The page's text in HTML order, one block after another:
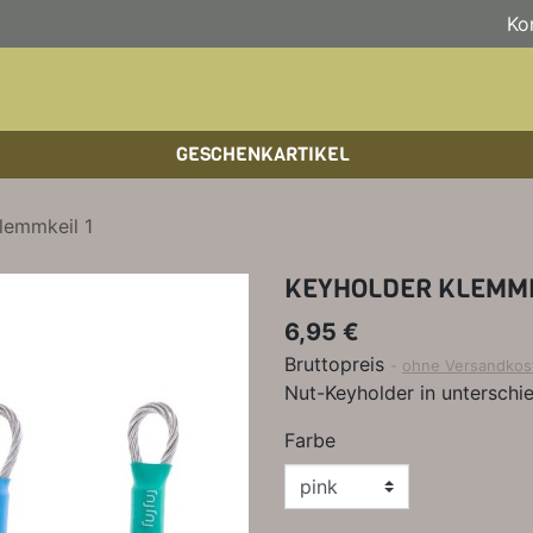
GESCHENKARTIKEL
1
KEYHOLDER
6,95 €
Bruttopreis ohne
Nut-Keyholder in
Farbe